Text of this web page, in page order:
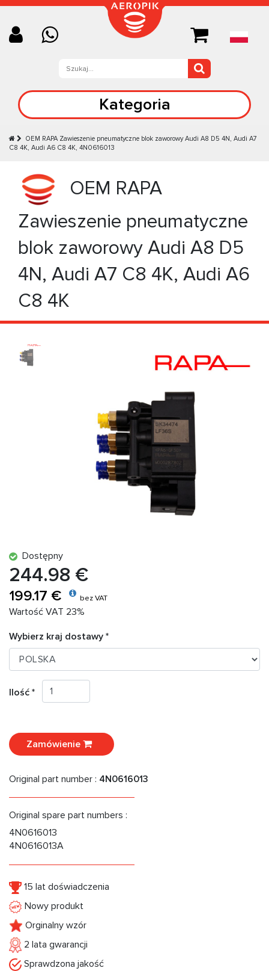
Kategoria
OEM RAPA Zawieszenie pneumatyczne blok zaworowy Audi A8 D5 4N, Audi А7
C8 4K, Audi А6 C8 4K, 4N0616013
OEM RAPA
Zawieszenie pneumatyczne
blok zaworowy Audi A8 D5
4N, Audi А7 C8 4K, Audi А6
C8 4K
Dostępny
244.98 €
199.17 € bez VAT
Wartość VAT 23%
Wybierz kraj dostawy *
Ilość *
Zamówienie
Original part number : 4N0616013
Original spare part numbers :
4N0616013
4N0616013A
15 lat doświadczenia
Nowy produkt
Orginalny wzór
2 lata gwarancji
Sprawdzona jakość